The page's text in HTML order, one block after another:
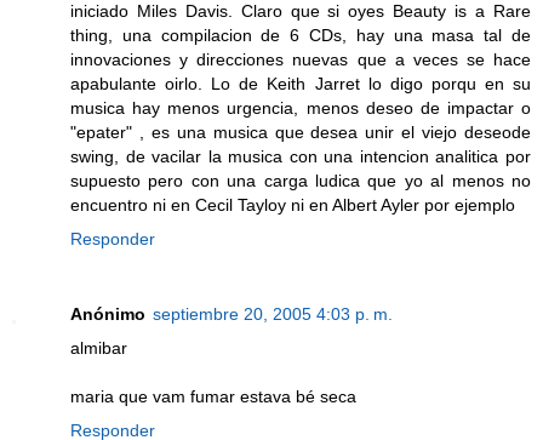
iniciado Miles Davis. Claro que si oyes Beauty is a Rare
thing, una compilacion de 6 CDs, hay una masa tal de
innovaciones y direcciones nuevas que a veces se hace
apabulante oirlo. Lo de Keith Jarret lo digo porqu en su
musica hay menos urgencia, menos deseo de impactar o
"epater" , es una musica que desea unir el viejo deseode
swing, de vacilar la musica con una intencion analitica por
supuesto pero con una carga ludica que yo al menos no
encuentro ni en Cecil Tayloy ni en Albert Ayler por ejemplo
Responder
Anónimo septiembre 20, 2005 4:03 p. m.
almibar
maria que vam fumar estava bé seca
Responder